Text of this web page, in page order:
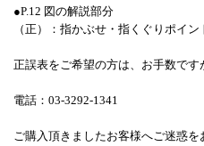
●P.12 図の解説部分
（正）：指かぶせ・指くぐりポイン
正誤表をご希望の方は、お手数です
電話：03-3292-1341
ご購入頂きましたお客様へご迷惑